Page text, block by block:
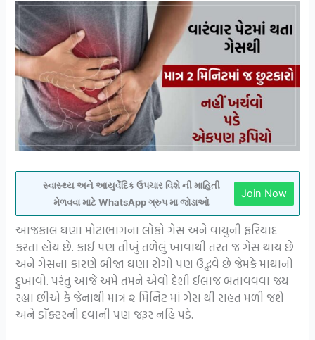
સ્વાસ્થ્ય અને આયુર્વેદિક ઉપચાર વિશે ની માહિતી
મેળવવા માટે WhatsApp ગ્રુપ મા જોડાઓ
Join Now
આજકાલ ઘણા મોટાભાગના લોકો ગેસ અને વાયુની ફરિયાદ
કરતા હોય છે. કાઈ પણ તીખું તળેલું ખાવાથી તરત જ ગેસ થાય છે
અને ગેસના કારણે બીજા ઘણા રોગો પણ ઉદ્ભવે છે જેમકે માથાનો
દુખાવો. પરંતુ આજે અમે તમને એવો દેશી ઈલાજ બતાવવવા જય
રહ્યા છીએ કે જેનાથી માત્ર ૨ મિનિટ માં ગેસ થી રાહત મળી જશે
અને ડૉક્ટરની દવાની પણ જરૂર નહિ પડે.